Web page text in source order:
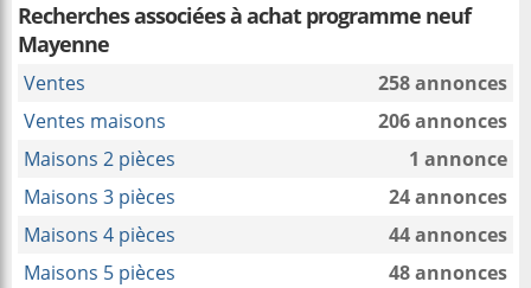
Recherches associées àachat programme neuf
Mayenne
Ventes
258 annonces
Ventes maisons
206 annonces
Maisons 2 pièces
1 annonce
Maisons 3 pièces
24 annonces
Maisons 4 pièces
44 annonces
Maisons 5 pièces
48 annonces